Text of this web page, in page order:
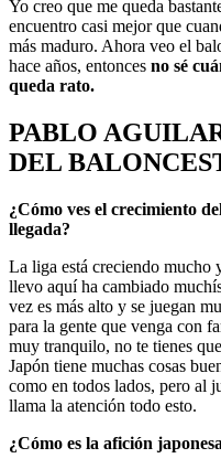
Yo creo que me queda
encuentro casi mejor que
más maduro. Ahora veo el
hace años, entonces no sé
queda rato.
PABLO
DEL
¿Cómo ves el crecimiento
llegada?
La liga está creciendo mucho
llevo aquí ha cambiado
vez es más alto y se juegan
para la gente que venga con
muy tranquilo, no te tienes
Japón tiene muchas cosas
como en todos lados, pero al
llama la atención todo esto.
¿Cómo es la afición